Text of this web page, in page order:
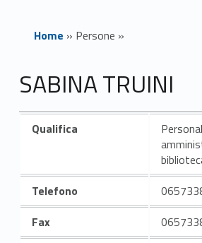
Home » Persone »
SABINA TRUINI
Qualifica
Telefono
Fax